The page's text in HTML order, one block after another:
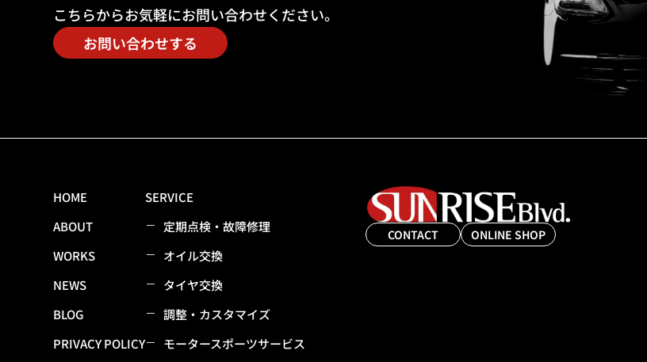
こちらからお気軽にお問い合わせください。
お問い合わせする
HOME
ABOUT
WORKS
NEWS
BLOG
PRIVACY POLICY
SERVICE
定期点検・故障修理
オイル交換
タイヤ交換
調整・カスタマイズ
モータースポーツサービス
CONTACT ONLINE SHOP